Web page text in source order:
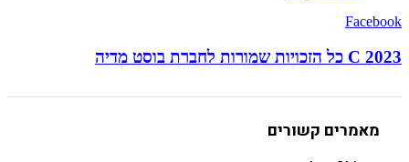
Facebook
C 2023 כל הזכויות שמורות לחברת בוסט מדיה
מאמרים קשורים